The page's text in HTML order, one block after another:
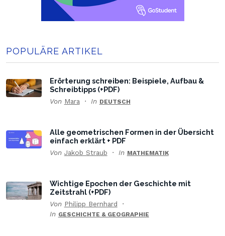
POPULÄRE ARTIKEL
Erörterung schreiben: Beispiele, Aufbau &
Schreibtipps (+PDF)
Von Mara In DEUTSCH
Alle geometrischen Formen in der Übersicht
einfach erklärt + PDF
Von Jakob Straub In MATHEMATIK
Wichtige Epochen der Geschichte mit
Zeitstrahl (+PDF)
Von Philipp Bernhard
In GESCHICHTE & GEOGRAPHIE